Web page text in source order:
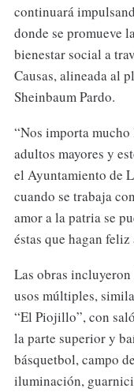
continuará
donde se promueve
bienestar social a
Causas, alineada al
Sheinbaum Pardo.
“Nos importa
adultos mayores y
el Ayuntamiento de
cuando se trabaja
amor a la patria se
éstas que hagan
Las obras
usos múltiples,
“El Piojillo”, con
la parte superior y
básquetbol, campo
iluminación,